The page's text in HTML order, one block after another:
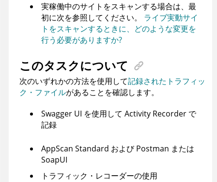
実稼働中のサイトをスキャンする場合は、最
初に次を参照してください。 ライブ実動サイ
トをスキャンするときに、どのような変更を
行う必要がありますか?
このタスクについて
次のいずれかの方法を使用して記録されたトラフィッ
ク・ファイルがあることを確認します。
Swagger UI を使用して Activity Recorder で
記録
AppScan Standard および Postman または
SoapUI
トラフィック・レコーダーの使用